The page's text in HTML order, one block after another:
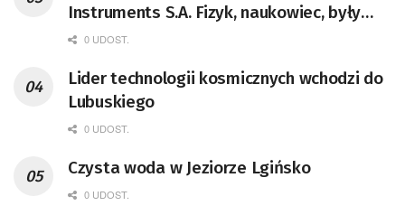
Instruments S.A. Fizyk, naukowiec, były
pracownik CERN w Genewie,
doktor habilitowany nauk fizycznych,
koordynator Rady Sektorowej ds.
Kompetencji Przemysłu Lotniczo-
Badań Kosmicznych i Satelitarnych PAN.
0 UDOST.
Lider technologii kosmicznych wchodzi do
Lubuskiego
0 UDOST.
Czysta woda w Jeziorze Lgińsko
0 UDOST.